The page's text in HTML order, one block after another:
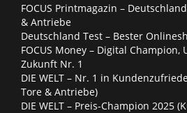
FOCUS Printmagazin –
& Antriebe
Deutschland Test – Bester
FOCUS Money – Digital
Zukunft Nr. 1
DIE WELT – Nr. 1 in
Tore & Antriebe)
DIE WELT – Preis-Champion 2025